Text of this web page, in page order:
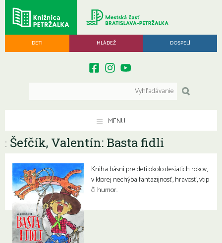
DETI MLÁDEŽ DOSPELÍ
MENU
: Šefčík, Valentín: Basta fidli
Kniha básni pre deti okolo desiatich rokov,
v ktorej nechýba fantazijnosť, hravosť, vtip
či humor.